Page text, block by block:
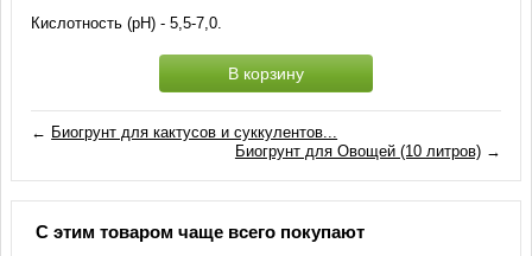
Кислотность (рН) - 5,5-7,0.
В корзину
← Биогрунт для кактусов и суккулентов...
Биогрунт для Овощей (10 литров)→
С этим товаром чаще всего покупают